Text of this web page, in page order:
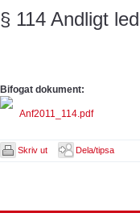
§ 114 Andligt
Bifogat dokument:
Anf2011_114.pdf
Skriv ut Dela/tipsa